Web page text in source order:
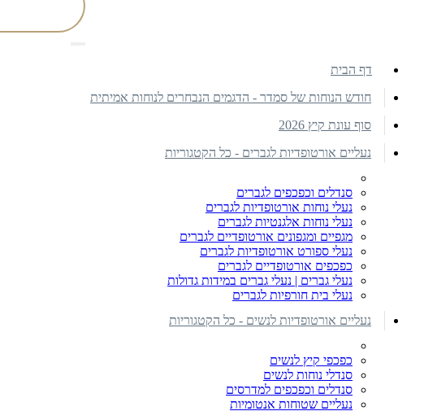
דף הבית
חודש הנוחות של סמדר - הדגמים הנבחרים לנוחות אמיתית
סוף עונת קיץ 2026
נעליים אורטופדיות לגברים - כל הקטגוריות
סנדלים וכפכפים לגברים
נעלי נוחות אורטופדיות לגברים
נעלי נוחות אלגנטיות לגברים
מגפיים ומגפונים אורטופדיים לגברים
נעלי ספורט אורטופדיות לגברים
כפכפים אורטופדיים לגברים
נעלי גברים | נעלי גברים במידות גדולות
נעלי בית חורפיות לגברים
נעליים אורטופדיות לנשים - כל הקטגוריות
כפכפי קיץ לנשים
סנדלי נוחות לנשים
סנדלים וכפכפים למדרסים
נעליים שטוחות אנטומיות